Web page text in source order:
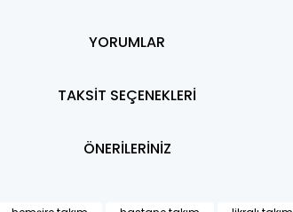
YORUMLAR
TAKSİT SEÇENEKLERİ
ÖNERİLERİNİZ